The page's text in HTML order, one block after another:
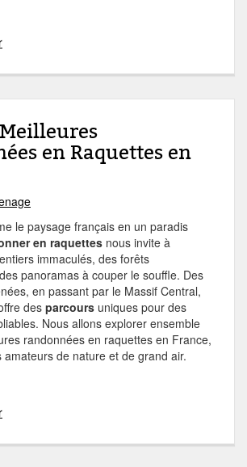
en Raquettes en
le paysage français en un paradis
en raquettes nous invite à
immaculés, des forêts
panoramas à couper le souffle. Des
en passant par le Massif Central,
des parcours uniques pour des
Nous allons explorer ensemble
randonnées en raquettes en France,
amateurs de nature et de grand air.